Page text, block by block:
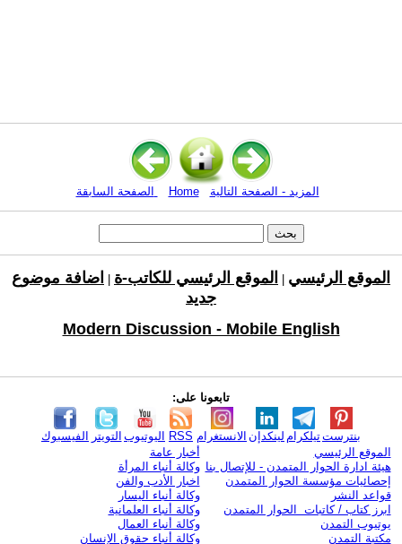
Home المزيد - الصفحة التالية
الموقع الرئيسي الموقع الرئيسي للكاتب-ة
اضافة موضوع
جديد
Modern Discussion - Mobile English
تابعونا على:
الفيسبوك التويتر اليوتيوب RSS الانستغرام لينكدإن تيلكرامبنترست
الموقع الرئيسي
هيئة ادارة الحوار المتمدن - للإتصال بنا
إحصائيات مؤسسة الحوار المتمدن
قواعد النشر
ابرز كتاب / كاتبات الحوار المتمدن
يوتيوب التمدن
مكتبة التمدن
أخبار عامة
وكالة أنباء المرأة
اخبار الأدب والفن
وكالة أنباء اليسار
وكالة أنباء العلمانية
وكالة أنباء العمال
وكالة أنباء حقوق الإنسان